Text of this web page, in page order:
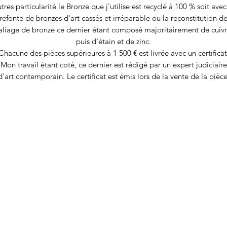
particularité le Bronze que j'utilise est recyclé à 100 % soit
refonte de bronzes d'art cassés et irréparable ou la reconstitution de
de bronze ce dernier étant composé majoritairement de
puis d'étain et de zinc.
des pièces supérieures à 1 500 € est livrée avec un
Mon travail étant coté, ce dernier est rédigé par un expert judiciaire
contemporain. Le certificat est émis lors de la vente de la